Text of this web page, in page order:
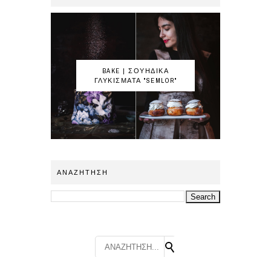
BAKE | ΣΟΥΗΔΙΚΑ
ΓΛΥΚΙΣΜΑΤΑ "SEMLOR"
ΑΝΑΖΗΤΗΣΗ